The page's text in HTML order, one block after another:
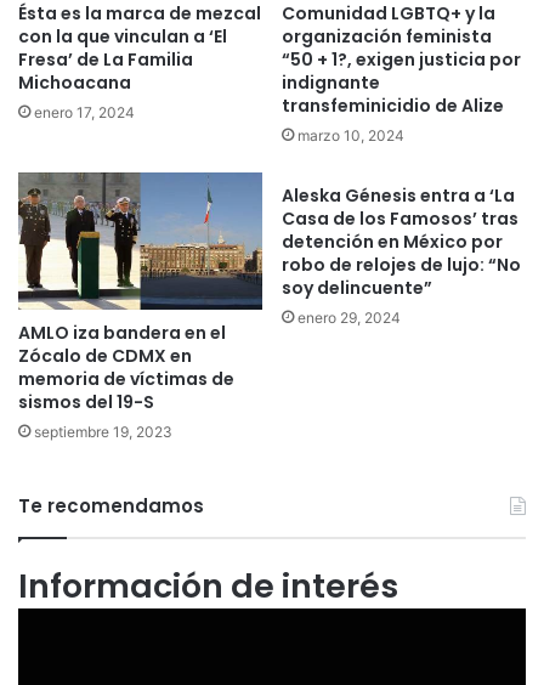
Ésta es la marca de mezcal
con la que vinculan a ‘El
Fresa’ de La Familia
Michoacana
enero 17, 2024
Comunidad LGBTQ+ y la
organización feminista
“50 + 1?, exigen justicia por
indignante
transfeminicidio de Alize
marzo 10, 2024
AMLO iza bandera en el
Zócalo de CDMX en
memoria de víctimas de
sismos del 19-S
septiembre 19, 2023
Aleska Génesis entra a ‘La
Casa de los Famosos’ tras
detención en México por
robo de relojes de lujo: “No
soy delincuente”
enero 29, 2024
Te recomendamos
Información de interés